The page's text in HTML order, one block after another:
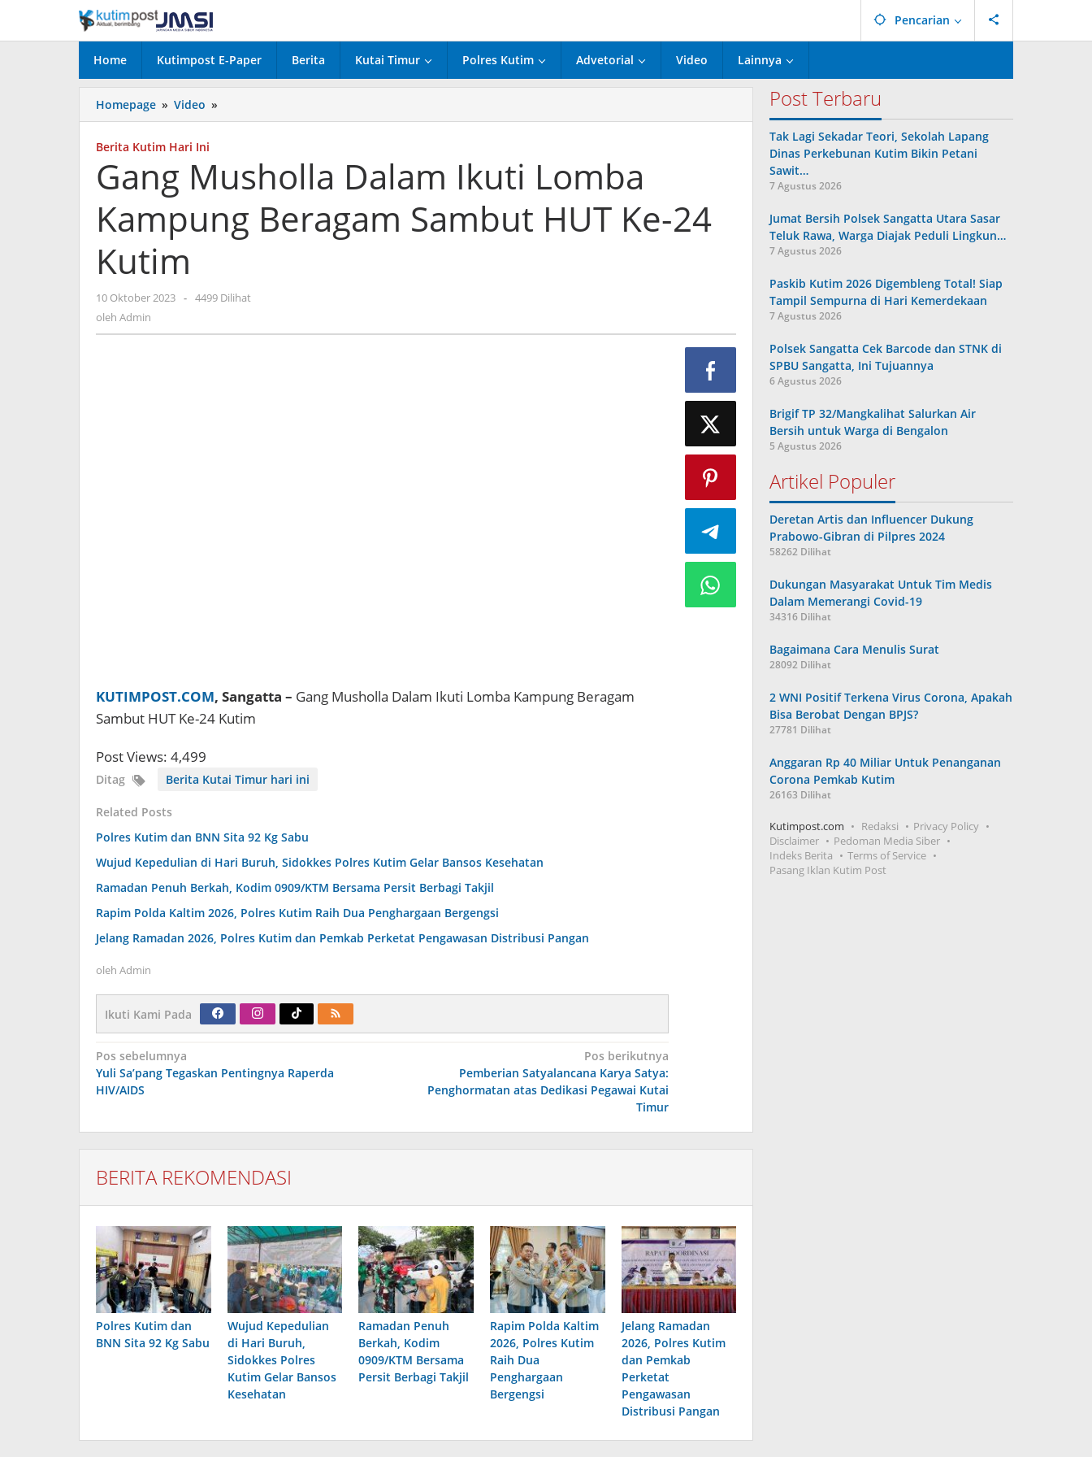
konten
Pencarian
Home Kutimpost E-Paper Berita Kutai Timur Polres Kutim Advetorial Video Lainnya
Homepage » Video »
Musholla
Lomba
Kampung
Beragam
Sambut
HUT
Kutim
Berita Kutim Hari Ini
Gang Musholla Dalam Ikuti Lomba
Kampung Beragam Sambut HUT Ke-24
Kutim
10 Oktober 2023 oleh
- 4499 Dilihat
oleh Admin
KUTIMPOST.COM, Sangatta – Gang Musholla Dalam Ikuti Lomba Kampung Beragam
Sambut HUT Ke-24 Kutim
Post Views: 4,499
Ditag Berita Kutai Timur hari ini
Related Posts
Polres Kutim dan BNN Sita 92 Kg Sabu
Wujud Kepedulian di Hari Buruh, Sidokkes Polres Kutim Gelar Bansos Kesehatan
Ramadan Penuh Berkah, Kodim 0909/KTM Bersama Persit Berbagi Takjil
Rapim Polda Kaltim 2026, Polres Kutim Raih Dua Penghargaan Bergengsi
Jelang Ramadan 2026, Polres Kutim dan Pemkab Perketat Pengawasan Distribusi Pangan
oleh Admin
Ikuti Kami Pada
Navigasi
pos
Pos sebelumnya
Yuli Sa’pang Tegaskan Pentingnya Raperda
HIV/AIDS
Pos berikutnya
Pemberian Satyalancana Karya Satya:
Penghormatan atas Dedikasi Pegawai Kutai
Timur
BERITA REKOMENDASI
Polres Kutim dan
BNN Sita 92 Kg Sabu
Wujud Kepedulian
di Hari Buruh,
Sidokkes Polres
Kutim Gelar Bansos
Kesehatan
Ramadan Penuh
Berkah, Kodim
0909/KTM Bersama
Persit Berbagi Takjil
Rapim Polda Kaltim
2026, Polres Kutim
Raih Dua
Penghargaan
Bergengsi
Jelang Ramadan
2026, Polres Kutim
dan Pemkab
Perketat
Pengawasan
Distribusi Pangan
Post Terbaru
Tak Lagi Sekadar Teori, Sekolah Lapang
Dinas Perkebunan Kutim Bikin Petani
Sawit…
7 Agustus 2026
Jumat Bersih Polsek Sangatta Utara Sasar
Teluk Rawa, Warga Diajak Peduli Lingkun…
7 Agustus 2026
Paskib Kutim 2026 Digembleng Total! Siap
Tampil Sempurna di Hari Kemerdekaan
7 Agustus 2026
Polsek Sangatta Cek Barcode dan STNK di
SPBU Sangatta, Ini Tujuannya
6 Agustus 2026
Brigif TP 32/Mangkalihat Salurkan Air
Bersih untuk Warga di Bengalon
5 Agustus 2026
Artikel Populer
Deretan Artis dan Influencer Dukung
Prabowo-Gibran di Pilpres 2024
58262 Dilihat
Dukungan Masyarakat Untuk Tim Medis
Dalam Memerangi Covid-19
34316 Dilihat
Bagaimana Cara Menulis Surat
28092 Dilihat
2 WNI Positif Terkena Virus Corona, Apakah
Bisa Berobat Dengan BPJS?
27781 Dilihat
Anggaran Rp 40 Miliar Untuk Penanganan
Corona Pemkab Kutim
26163 Dilihat
Kutimpost.com Redaksi
Privacy Policy
Disclaimer
Pedoman Media Siber
Indeks Berita
Terms of Service
Pasang Iklan Kutim Post